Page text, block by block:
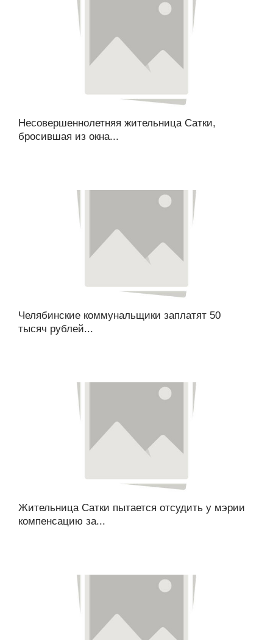
Несовершеннолетняя жительница Сатки,
бросившая из окна...
Челябинские коммунальщики заплатят 50
тысяч рублей...
Жительница Сатки пытается отсудить у мэрии
компенсацию за...